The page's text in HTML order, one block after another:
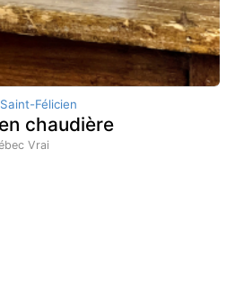
Félicien
chaudière
Vrai